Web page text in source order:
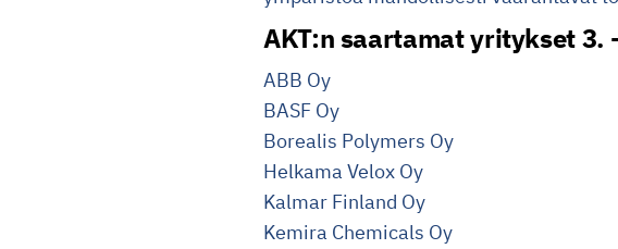
AKT:n saartamat yritykset 3.
ABB Oy
BASF Oy
Borealis Polymers Oy
Helkama Velox Oy
Kalmar Finland Oy
Kemira Chemicals Oy